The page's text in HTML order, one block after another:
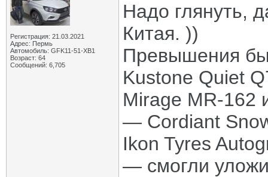
Регистрация: 21.03.2021
Адрес: Пермь
Автомобиль: GFK11-51-ХВ1
Возраст: 64
Сообщений: 6,705
Надо глянуть,
Китая. ))
Превышения
Kustone Quiet
Mirage MR-162
— Cordiant
Ikon Tyres
— смогли